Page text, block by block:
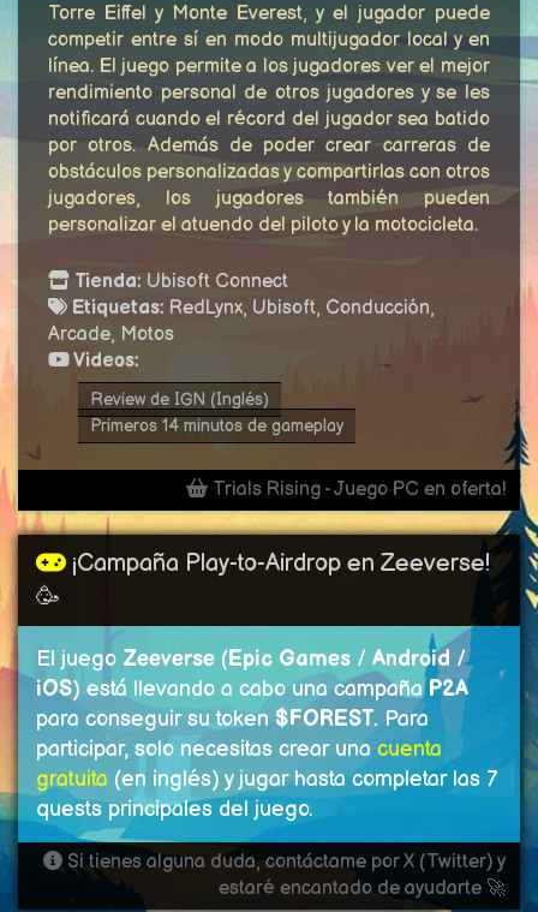
Torre Eiffel y Monte Everest, y el jugador puede
competir entre sí en modo multijugador local y en
línea. El juego permite a los jugadores ver el mejor
rendimiento personal de otros jugadores y se les
notificará cuando el récord del jugador sea batido
por otros. Además de poder crear carreras de
obstáculos personalizadas y compartirlas con otros
jugadores, los jugadores también pueden
personalizar el atuendo del piloto y la motocicleta.
Tienda: Ubisoft Connect
Etiquetas: RedLynx, Ubisoft, Conducción,
Arcade, Motos
Videos:
Review de IGN (Inglés)
Primeros 14 minutos de gameplay
Trials Rising - Juego PC en oferta!
¡Campaña Play-to-Airdrop en Zeeverse!
🥳
El juego Zeeverse (Epic Games / Android /
iOS) está llevando a cabo una campañaP2A
para conseguir su token $FOREST. Para
participar, solo necesitas crear una cuenta
gratuita (en inglés) y jugar hasta completar las 7
quests principales del juego.
Si tienes alguna duda, contáctame por X (Twitter) y
estaré encantado de ayudarte 🚀